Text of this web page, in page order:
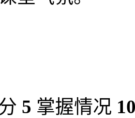
5 掌握情况